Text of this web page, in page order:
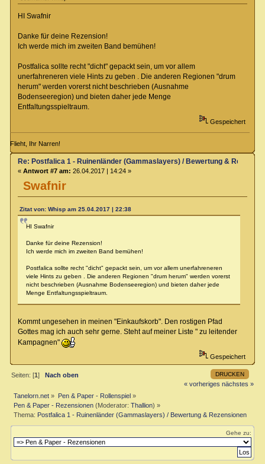
HI Swafnir
Danke für deine Rezension!
Ich werde mich im zweiten Band bemühen!
Postfalica sollte recht "dicht" gepackt sein, um vor allem
unerfahreneren viele Hints zu geben . Die anderen Regionen "drum
herum" werden vorerst nicht beschrieben (Ausnahme
Bodenseeregion) und bieten daher jede Menge
Entfaltungsspieltraum.
Gespeichert
Flieht, Ihr Narren!
Swafnir
Re: Postfalica 1 - Ruinenländer (Gammaslayers) / Bewertung &
« Antwort #7 am: 26.04.2017 | 14:24 »
Zitat von: Whisp am 25.04.2017 | 22:38
HI Swafnir
Danke für deine Rezension!
Ich werde mich im zweiten Band bemühen!
Postfalica sollte recht "dicht" gepackt sein, um vor allem unerfahreneren
viele Hints zu geben . Die anderen Regionen "drum herum" werden vorerst
nicht beschrieben (Ausnahme Bodenseeregion) und bieten daher jede
Menge Entfaltungsspieltraum.
Kommt ungesehen in meinen "Einkaufskorb". Den rostigen Pfad
Gottes mag ich auch sehr gerne. Steht auf meiner Liste " zu leitender
Kampagnen"
Gespeichert
DRUCKEN
Seiten: [1]Nach oben
« vorheriges nächstes »
Tanelorn.net » Pen & Paper - Rollenspiel»
Pen & Paper - Rezensionen (Moderator:Thallion) »
Thema: Postfalica 1 - Ruinenländer (Gammaslayers) / Bewertung & Rezensionen
Gehe zu: